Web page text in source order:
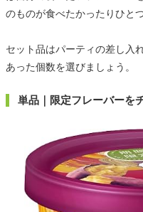
のものが食べたかったりひと
セット品はパーティの差し入
あった個数を選びましょう。
単品｜限定フレーバーを